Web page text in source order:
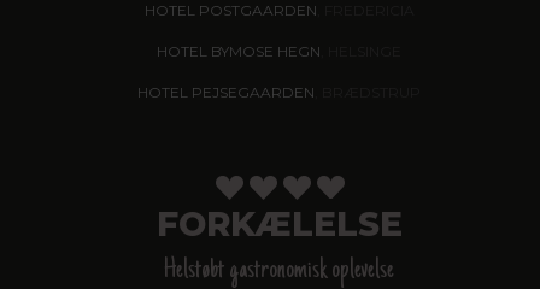
HOTEL POSTGAARDEN
HOTEL BYMOSE HEGN
HOTEL PEJSEGAARDEN
FORKÆLELSE
Helstøbt gastronomisk oplevelse